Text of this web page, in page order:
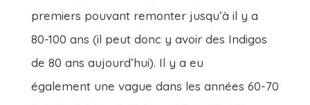
premiers pouvant remonter jusqu’à il y a
80-100 ans (il peut donc y avoir des Indigos
de 80 ans aujourd’hui). Il y a eu
également une vague dans les années 60-70